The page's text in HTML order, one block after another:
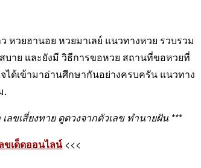
หวยฮานอย หวยมาเลย์ แนวทางหวย รวบรวม
บาย และยังมี วิธีการขอหวย สถานที่ขอหวยที่
ด้เข้ามาอ่านศึกษากันอย่างครบครัน แนวทาง
ขเสี่ยงทาย ดูดวงจากตัวเลข ทำนายฝัน ***
เด็ดออนไลน์<<<